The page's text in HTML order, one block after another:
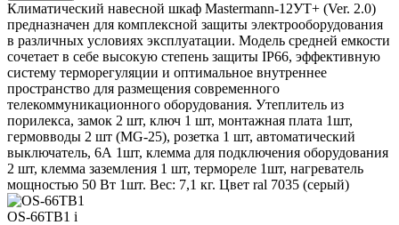
Климатический навесной шкаф Mastermann-12УТ+ (Ver. 2.0)
предназначен для комплексной защиты электрооборудования
в различных условиях эксплуатации. Модель средней емкости
сочетает в себе высокую степень защиты IP66, эффективную
систему терморегуляции и оптимальное внутреннее
пространство для размещения современного
телекоммуникационного оборудования. Утеплитель из
порилекса, замок 2 шт, ключ 1 шт, монтажная плата 1шт,
гермовводы 2 шт (MG-25), розетка 1 шт, автоматический
выключатель, 6А 1шт, клемма для подключения оборудования
2 шт, клемма заземления 1 шт, термореле 1шт, нагреватель
мощностью 50 Вт 1шт. Вес: 7,1 кг. Цвет ral 7035 (серый)
OS-66TB1 i